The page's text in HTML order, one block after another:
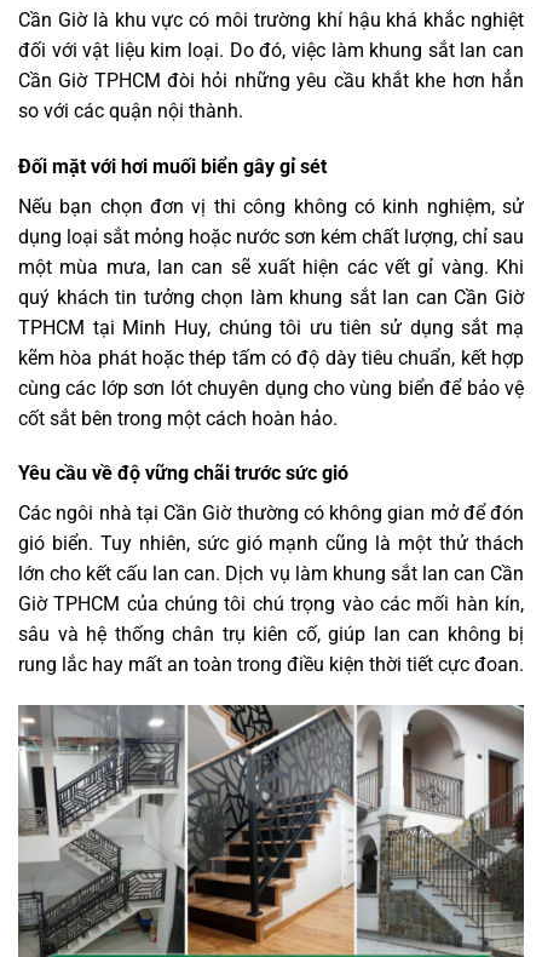
Cần Giờ là khu vực có môi trường khí hậu khá khắc nghiệt
đối với vật liệu kim loại. Do đó, việc làm khung sắt lan can
Cần Giờ TPHCM đòi hỏi những yêu cầu khắt khe hơn hẳn
so với các quận nội thành.
Đối mặt với hơi muối biển gây gỉ sét
Nếu bạn chọn đơn vị thi công không có kinh nghiệm, sử
dụng loại sắt mỏng hoặc nước sơn kém chất lượng, chỉ sau
một mùa mưa, lan can sẽ xuất hiện các vết gỉ vàng. Khi
quý khách tin tưởng chọn làm khung sắt lan can Cần Giờ
TPHCM tại Minh Huy, chúng tôi ưu tiên sử dụng sắt mạ
kẽm hòa phát hoặc thép tấm có độ dày tiêu chuẩn, kết hợp
cùng các lớp sơn lót chuyên dụng cho vùng biển để bảo vệ
cốt sắt bên trong một cách hoàn hảo.
Yêu cầu về độ vững chãi trước sức gió
Các ngôi nhà tại Cần Giờ thường có không gian mở để đón
gió biển. Tuy nhiên, sức gió mạnh cũng là một thử thách
lớn cho kết cấu lan can. Dịch vụ làm khung sắt lan can Cần
Giờ TPHCM của chúng tôi chú trọng vào các mối hàn kín,
sâu và hệ thống chân trụ kiên cố, giúp lan can không bị
rung lắc hay mất an toàn trong điều kiện thời tiết cực đoan.